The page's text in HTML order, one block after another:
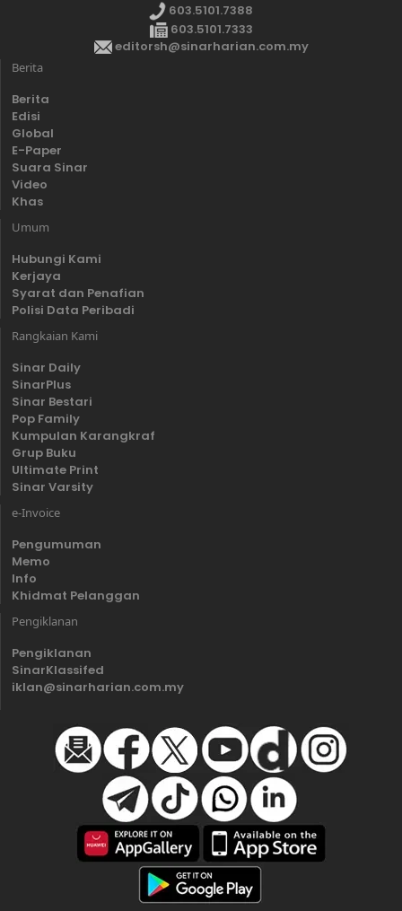
603.5101.7388
603.5101.7333
editorsh@sinarharian.com.my
Berita
Berita
Edisi
Global
E-Paper
Suara Sinar
Video
Khas
Umum
Hubungi Kami
Kerjaya
Syarat dan Penafian
Polisi Data Peribadi
Rangkaian Kami
Sinar Daily
SinarPlus
Sinar Bestari
Pop Family
Kumpulan Karangkraf
Grup Buku
Ultimate Print
Sinar Varsity
e-Invoice
Pengumuman
Memo
Info
Khidmat Pelanggan
Pengiklanan
Pengiklanan
SinarKlassifed
iklan@sinarharian.com.my